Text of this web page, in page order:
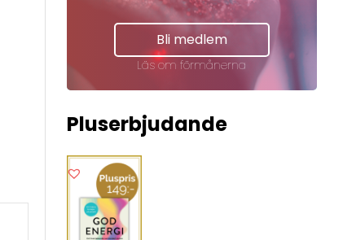
Bli medlem
Läs om förmånerna
Pluserbjudande